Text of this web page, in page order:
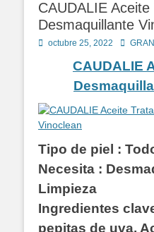
CAUDALIE
Desmaquillante
Publicado
octubre 25, 2022 Autor
CAUDALIE
Tipo de piel :
Necesita :
Limpieza
Ingredientes
pepitas de uva,